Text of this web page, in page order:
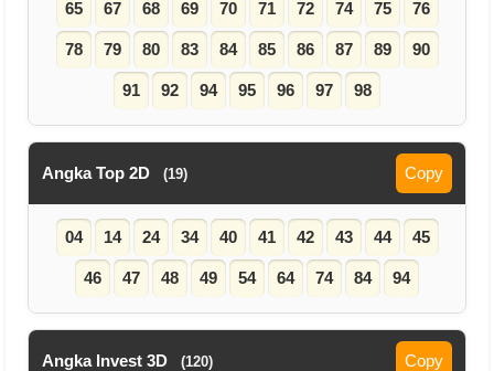
65 67 68 69 70 71 72 74 75 76
78 79 80 83 84 85 86 87 89 90
91 92 94 95 96 97 98
Angka Top 2D (19) Copy
04 14 24 34 40 41 42 43 44 45
46 47 48 49 54 64 74 84 94
Angka Invest 3D (120) Copy